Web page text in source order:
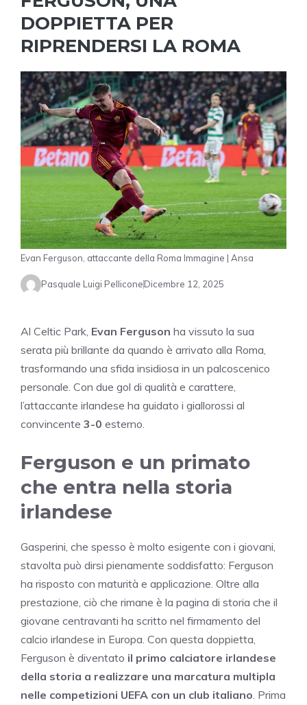
DOPPIETTA PER
RIPRENDERSI LA ROMA
Evan Ferguson, attaccante della Roma Immagine | Ansa
Pasquale Luigi PelliconeDicembre 12, 2025
Al Celtic Park, Evan Ferguson ha vissuto la sua
serata più brillante da quando è arrivato alla Roma,
trasformando una sfida insidiosa in un palcoscenico
personale. Con due gol di qualità e carattere,
l’attaccante irlandese ha guidato i giallorossi al
convincente 3-0 esterno.
Ferguson e un primato
che entra nella storia
irlandese
Gasperini, che spesso è molto esigente con i giovani,
stavolta può dirsi pienamente soddisfatto: Ferguson
ha risposto con maturità e applicazione. Oltre alla
prestazione, ciò che rimane è la pagina di storia che il
giovane centravanti ha scritto nel firmamento del
calcio irlandese in Europa. Con questa doppietta,
Ferguson è diventato il primo calciatore irlandese
della storia a realizzare una marcatura multipla
nelle competizioni UEFA con un club italiano . Prima